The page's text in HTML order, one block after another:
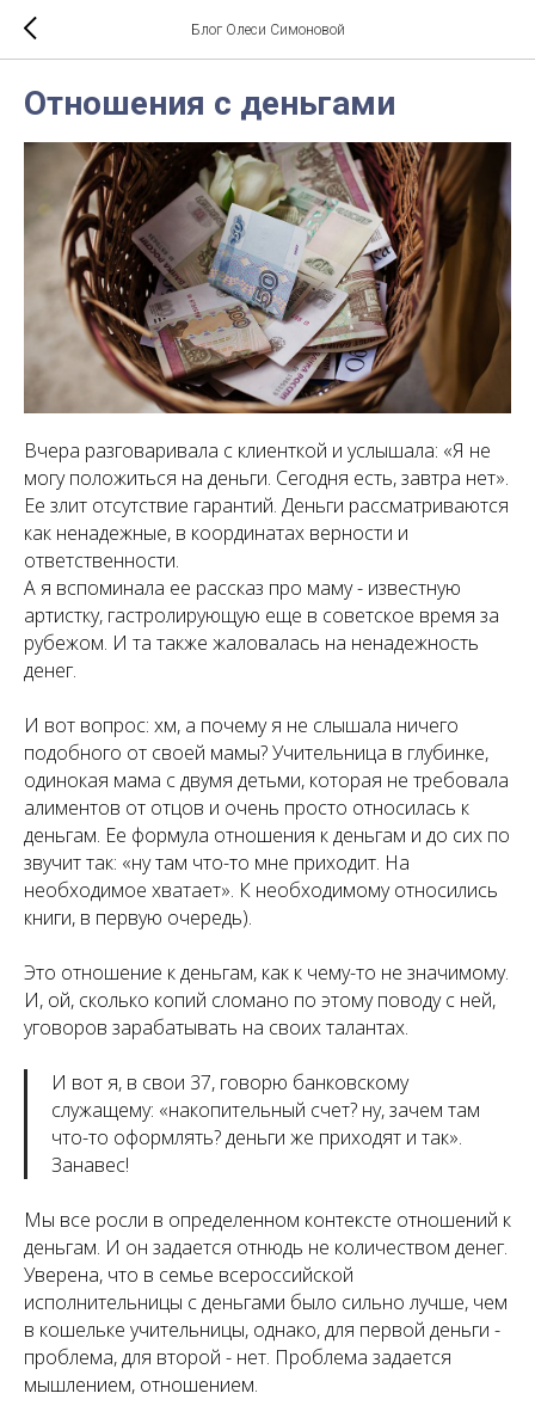
Блог Олеси Симоновой
Отношения с деньгами
Вчера разговаривала с клиенткой и услышала: «Я не
могу положиться на деньги. Сегодня есть, завтра нет».
Ее злит отсутствие гарантий. Деньги рассматриваются
как ненадежные, в координатах верности и
ответственности.
А я вспоминала ее рассказ про маму - известную
артистку, гастролирующую еще в советское время за
рубежом. И та также жаловалась на ненадежность
денег.
И вот вопрос: хм, а почему я не слышала ничего
подобного от своей мамы? Учительница в глубинке,
одинокая мама с двумя детьми, которая не требовала
алиментов от отцов и очень просто относилась к
деньгам. Ее формула отношения к деньгам и до сих по
звучит так: «ну там что-то мне приходит. На
необходимое хватает». К необходимому относились
книги, в первую очередь).
Это отношение к деньгам, как к чему-то не значимому.
И, ой, сколько копий сломано по этому поводу с ней,
уговоров зарабатывать на своих талантах.
И вот я, в свои 37, говорю банковскому
служащему: «накопительный счет? ну, зачем там
что-то оформлять? деньги же приходят и так».
Занавес!
Мы все росли в определенном контексте отношений к
деньгам. И он задается отнюдь не количеством денег.
Уверена, что в семье всероссийской
исполнительницы с деньгами было сильно лучше, чем
в кошельке учительницы, однако, для первой деньги -
проблема, для второй - нет. Проблема задается
мышлением, отношением.